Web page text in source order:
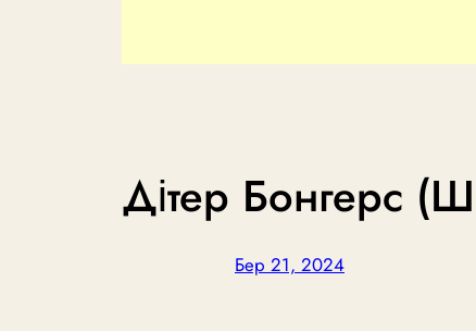
Дітер Бонгерс
Бер 21, 2024